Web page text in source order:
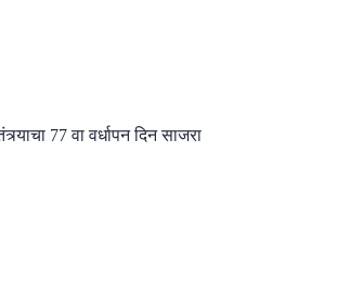
77 वा वर्धापन दिन साजरा